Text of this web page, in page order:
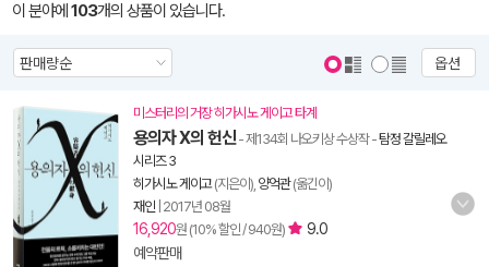
이 분야에 103개의 상품이 있습니다.
옵션
미스터리의 거장 히가시노 게이고 타계
용의자 X의 헌신- 제134회 나오키상 수상작-탐정 갈릴레오
시리즈 3
히가시노 게이고(지은이), 양억관(옮긴이)
재인 2017년 08월
16,920원 (10% 할인 / 940원)
9.0
예약판매